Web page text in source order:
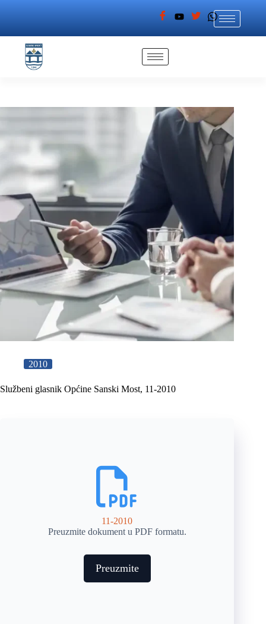
2010
Službeni glasnik Općine Sanski Most, 11-2010
11-2010
Preuzmite dokument u PDF formatu.
Preuzmite